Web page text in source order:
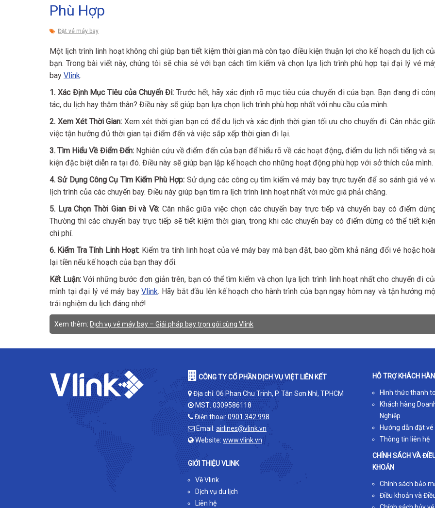
Phù Hợp
Đặt vé máy bay
Một lịch trình linh hoạt không chỉ giúp bạn tiết kiệm thời gian mà còn tạo điều kiện thuận lợi cho kế hoạch du lịch
bạn. Trong bài viết này, chúng tôi sẽ chia sẻ với bạn cách tìm kiếm và chọn lựa lịch trình phù hợp tại đại lý vé
bay Vlink.
1. Xác Định Mục Tiêu của Chuyến Đi: Trước hết, hãy xác định rõ mục tiêu của chuyến đi của bạn. Bạn đang đi
tác, du lịch hay thăm thân? Điều này sẽ giúp bạn lựa chọn lịch trình phù hợp nhất với nhu cầu của mình.
2. Xem Xét Thời Gian: Xem xét thời gian bạn có để du lịch và xác định thời gian tối ưu cho chuyến đi. Cân nhắc
việc tận hưởng đủ thời gian tại điểm đến và việc sắp xếp thời gian đi lại.
3. Tìm Hiểu Về Điểm Đến:Nghiên cứu về điểm đến của bạn để hiểu rõ về các hoạt động, điểm du lịch nổi tiếng và
kiện đặc biệt diễn ra tại đó. Điều này sẽ giúp bạn lập kế hoạch cho những hoạt động phù hợp với sở thích của mình.
4. Sử Dụng Công Cụ Tìm Kiếm Phù Hợp: Sử dụng các công cụ tìm kiếm vé máy bay trực tuyến để so sánh giá vé
lịch trình của các chuyến bay. Điều này giúp bạn tìm ra lịch trình linh hoạt nhất với mức giá phải chăng.
5. Lựa Chọn Thời Gian Đi và Về: Cân nhắc giữa việc chọn các chuyến bay trực tiếp và chuyến bay có điểm
Thường thì các chuyến bay trực tiếp sẽ tiết kiệm thời gian, trong khi các chuyến bay có điểm dừng có thể tiết
chi phí.
6. Kiểm Tra Tính Linh Hoạt: Kiểm tra tính linh hoạt của vé máy bay mà bạn đặt, bao gồm khả năng đổi vé hoặc
lại tiền nếu kế hoạch của bạn thay đổi.
Kết Luận:Với những bước đơn giản trên, bạn có thể tìm kiếm và chọn lựa lịch trình linh hoạt nhất cho chuyến đi
mình tại đại lý vé máy bayVlink. Hãy bắt đầu lên kế hoạch cho hành trình của bạn ngay hôm nay và tận hưởng
trải nghiệm du lịch đáng nhớ!
Xem thêm: Dịch vụ vé máy bay – Giải pháp bay trọn gói cùng Vlink
CÔNG TY CỔ PHẦN DỊCH VỤ VIỆT LIÊN KẾT
Địa chỉ: 06 Phan Chu Trinh, P. Tân Sơn Nhì, TPHCM
MST: 0309586118
Điện thoại: 0901.342.998
Email: airlines@vlink.vn
Website: www.vlink.vn
GIỚI THIỆU VLINK
Về Vlink
Dịch vụ du lịch
Liên hệ
HỖ TRỢ KHÁCH
Hình thức thanh
Khách hàng
Nghiệp
Hướng dẫn đặt vé
Thông tin liên hệ
CHÍNH SÁCH VÀ
KHOẢN
Chính sách bảo
Điều khoản và